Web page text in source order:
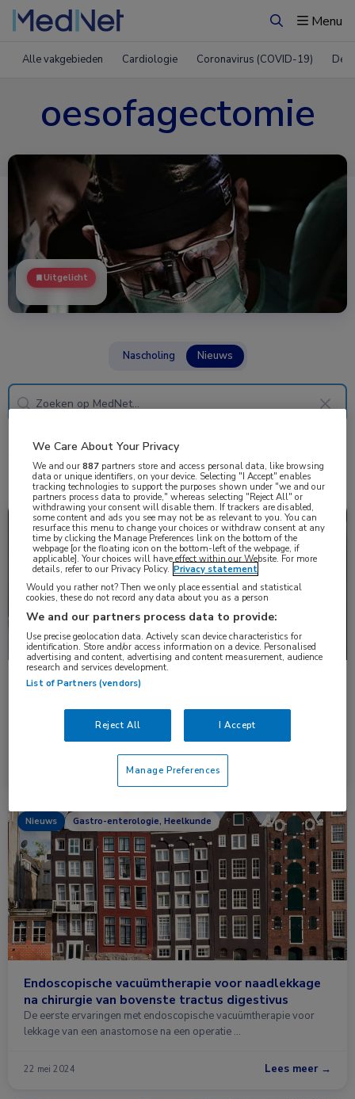
ZoekenMenu
Alle vakgebieden Cardiologie Coronavirus (COVID-19)
oesofagectomie
Uitgelicht
Nascholing Nieuws
Nieuws Gastro-enterologie
G-POEM veilig en effectief bij refractaire
G-POEM lijkt een veilige en effectieve behandeling voor refractaire
gastroparese na een oesofagectomie, zo …
Nieuws Gastro-enterologie, Heelkunde
Endoscopische vacuümtherapie voor naadlekkage
na chirurgie van bovenste tractus digestivus
De eerste ervaringen met endoscopische vacuümtherapie voor
lekkage van een anastomose na een operatie …
22 mei 2024 Lees meer →
We Care About Your Privacy
We and our887 partners store and access personal data, like browsing
data or unique identifiers, on your device. Selecting "I Accept" enables
tracking technologies to support the purposes shown under "we and our
partners process data to provide," whereas selecting "Reject All" or
withdrawing your consent will disable them. If trackers are disabled,
some content and ads you see may not be as relevant to you. You can
resurface this menu to change your choices or withdraw consent at any
time by clicking the Manage Preferences link on the bottom of the
webpage [or the floating icon on the bottom-left of the webpage, if
applicable]. Your choices will have effect within our Website. For more
details, refer to our Privacy Policy. Privacy statement
Would you rather not? Then we only place essential and statistical
cookies, these do not record any data about you as a person
We and our partners process data to provide:
Use precise geolocation data. Actively scan device characteristics for
identification. Store and/or access information on a device. Personalised
advertising and content, advertising and content measurement, audience
research and services development.
List of Partners (vendors)
Reject All I Accept
Manage Preferences